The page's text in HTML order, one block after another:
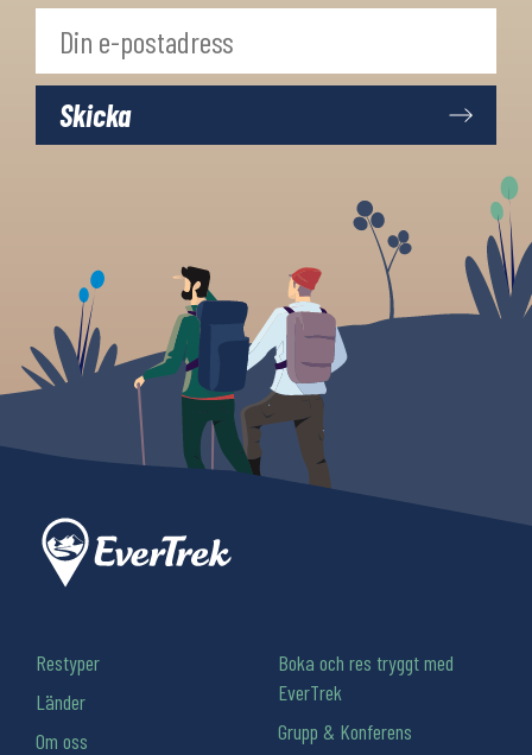
Restyper
Länder
Om oss
Boka och res tryggt med
EverTrek
Grupp & Konferens